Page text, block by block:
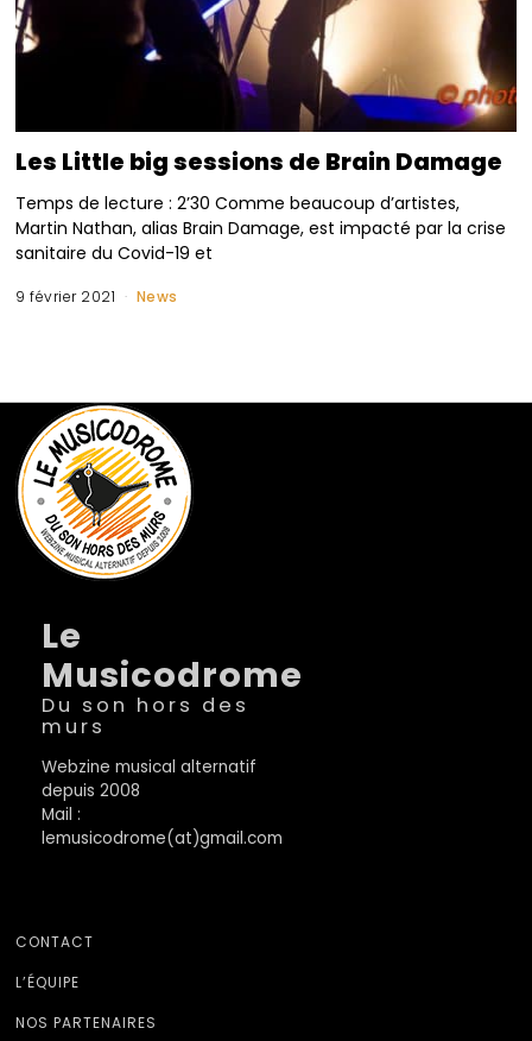
Les Little big sessions de Brain Damage
Temps de lecture : 2’30 Comme beaucoup d’artistes,
Martin Nathan, alias Brain Damage, est impacté par la crise
sanitaire du Covid-19 et
9 février 2021 News
Le
Musicodrome
Du son hors des
murs
Webzine musical alternatif
depuis 2008
Mail :
lemusicodrome(at)gmail.com
CONTACT
L’ÉQUIPE
NOS PARTENAIRES